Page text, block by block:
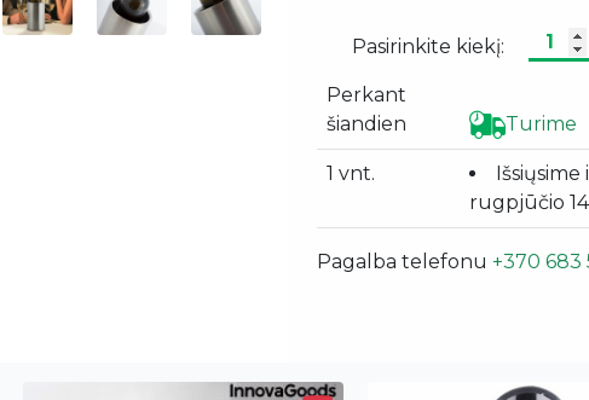
Pasirinkite kiekį:
Perkant
šiandien
Turime
1 vnt.
rugpjūčio
Pagalba telefonu +370 683